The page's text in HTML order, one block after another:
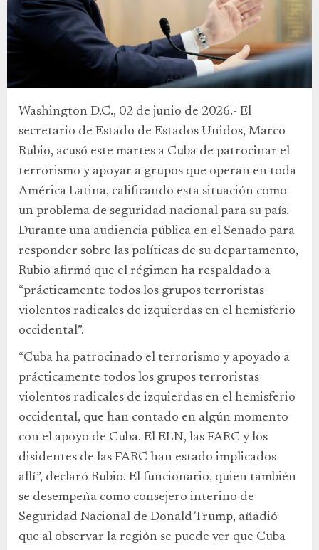
Washington D.C., 02 de junio de 2026.- El
secretario de Estado de Estados Unidos, Marco
Rubio, acusó este martes a Cuba de patrocinar el
terrorismo y apoyar a grupos que operan en toda
América Latina, calificando esta situación como
un problema de seguridad nacional para su país.
Durante una audiencia pública en el Senado para
responder sobre las políticas de su departamento,
Rubio afirmó que el régimen ha respaldado a
“prácticamente todos los grupos terroristas
violentos radicales de izquierdas en el hemisferio
occidental”.
“Cuba ha patrocinado el terrorismo y apoyado a
prácticamente todos los grupos terroristas
violentos radicales de izquierdas en el hemisferio
occidental, que han contado en algún momento
con el apoyo de Cuba. El ELN, las FARC y los
disidentes de las FARC han estado implicados
allí”, declaró Rubio. El funcionario, quien también
se desempeña como consejero interino de
Seguridad Nacional de Donald Trump, añadió
que al observar la región se puede ver que Cuba